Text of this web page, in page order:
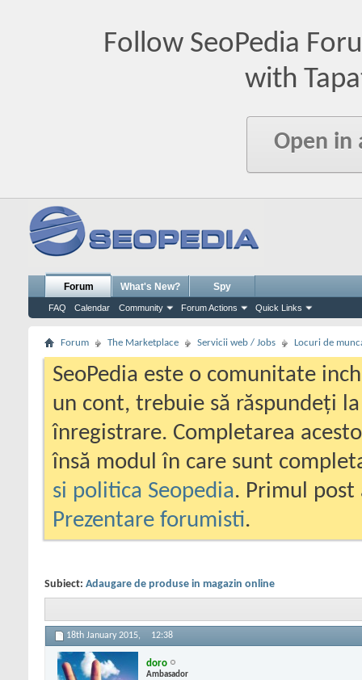
Follow SeoPedia
with
Open in
Forum
FAQ Calendar Community Forum Actions Quick Links
What's New? Spy
Forum The Marketplace Servicii web / Jobs Locuri de
SeoPedia este o comunitate
un cont, trebuie să răspundeți
înregistrare. Completarea
însă modul în care sunt
si politica Seopedia. Primul
Prezentare forumisti.
Subiect: Adaugare de produse in magazin online
18th January 2015, 12:38
doro
Ambasador